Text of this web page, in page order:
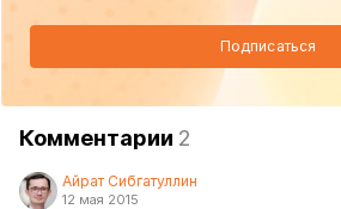
Подписаться
Комментарии 2
Айрат Сибгатуллин
12 мая 2015